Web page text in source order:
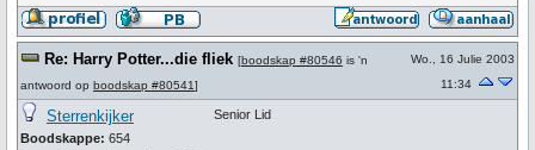
Re: Harry Potter...die fliek [boodskap #80546 is 'n
antwoord op boodskap #80541]
Wo., 16 Julie 2003
11:34
Sterrenkijker
Boodskappe: 654
Senior Lid